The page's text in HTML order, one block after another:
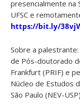
presencialmente na
UFSC e
https://bit.ly/
Sobre a
de Pós-doutorado
Frankfurt (PRIF) e
Núcleo de Estudos
São Paulo (NEV-